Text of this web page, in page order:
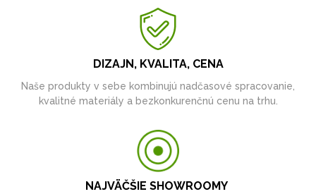
DIZAJN, KVALITA, CENA
Naše produkty v sebe kombinujú nadčasové spracovanie,
kvalitné materiály a bezkonkurenčnú cenu na trhu.
NAJVÄČŠIE SHOWROOMY